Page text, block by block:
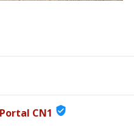
Portal CN1 verified_user